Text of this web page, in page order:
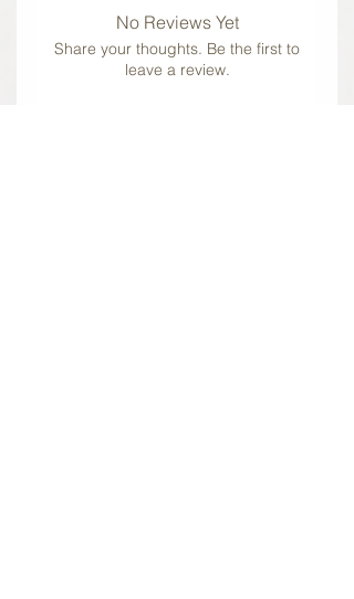
l'ensemble du contour des yeux
matin et/ soir fois, puis en tapotant
doucement du bout des doigts
No Reviews Yet
Share your thoughts. Be the first to
leave a review.